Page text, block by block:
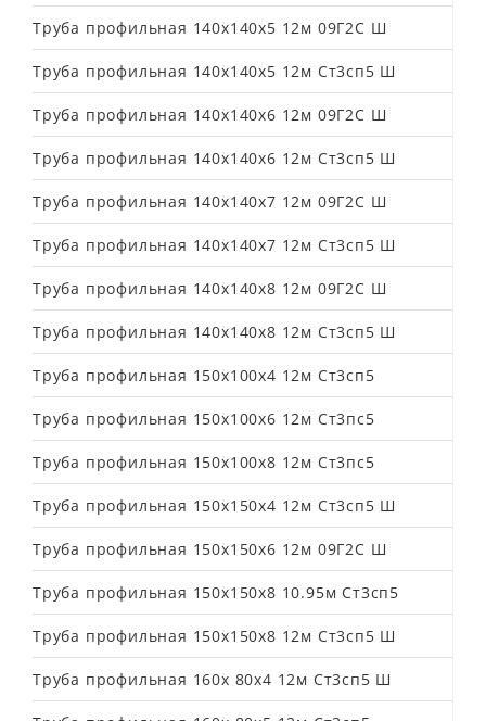
Труба профильная 140х140х5 12м 09Г2С Ш
Труба профильная 140х140х5 12м Ст3сп5 Ш
Труба профильная 140х140х6 12м 09Г2С Ш
Труба профильная 140х140х6 12м Ст3сп5 Ш
Труба профильная 140х140х7 12м 09Г2С Ш
Труба профильная 140х140х7 12м Ст3сп5 Ш
Труба профильная 140х140х8 12м 09Г2С Ш
Труба профильная 140х140х8 12м Ст3сп5 Ш
Труба профильная 150х100х4 12м Ст3сп5
Труба профильная 150х100х6 12м Ст3пс5
Труба профильная 150х100х8 12м Ст3пс5
Труба профильная 150х150х4 12м Ст3сп5 Ш
Труба профильная 150х150х6 12м 09Г2С Ш
Труба профильная 150х150х8 10.95м Ст3сп5
Труба профильная 150х150х8 12м Ст3сп5 Ш
Труба профильная 160х 80х4 12м Ст3сп5 Ш